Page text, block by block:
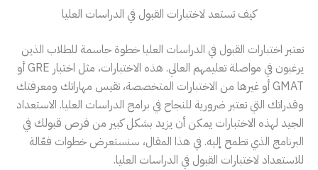
كيف تستعد لاختبارات القبول في الدراسات العليا
تعتبر اختبارات القبول في الدراسات العليا خطوة حاسمة للطلاب الذين
يرغبون في مواصلة تعليمهم العالي. هذه الاختبارات، مثل اختبار GRE أو
GMAT أو غيرها من الاختبارات المتخصصة، تقيس مهاراتك ومعرفتك
وقدراتك التي تعتبر ضرورية للنجاح في برامج الدراسات العليا. الاستعداد
الجيد لهذه الاختبارات يمكن أن يزيد بشكل كبير من فرص قبولك في
البرنامج الذي تطمح إليه. في هذا المقال، سنستعرض خطوات فعّالة
للاستعداد لاختبارات القبول في الدراسات العليا.